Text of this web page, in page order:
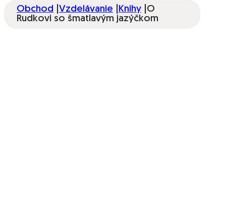
Obchod Vzdelávanie Knihy
O
Rudkovi so šmatlavým jazýčkom